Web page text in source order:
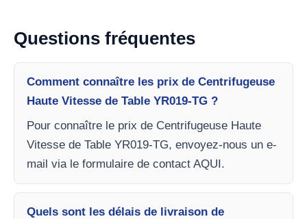
Questions fréquentes
Comment connaître les prix de Centrifugeuse
Haute Vitesse de Table YR019-TG ?
Pour connaître le prix de Centrifugeuse Haute
Vitesse de Table YR019-TG, envoyez-nous un e-
mail via le formulaire de contact AQUI.
Quels sont les délais de livraison de